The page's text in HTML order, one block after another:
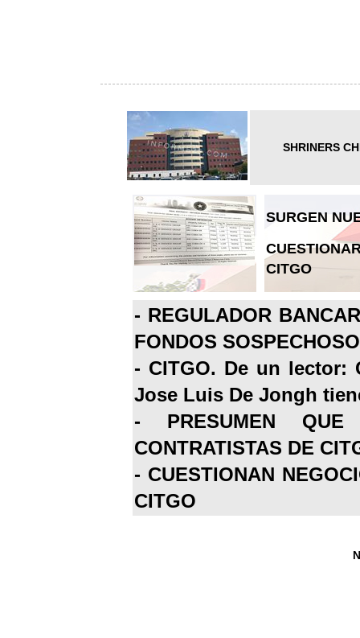
SHRINERS
SURGEN
CITGO
- REGULADOR
FONDOS
- CITGO. De un lector:
Jose Luis De Jongh
- PRESUMEN
CONTRATISTAS DE
- CUESTIONAN
CITGO